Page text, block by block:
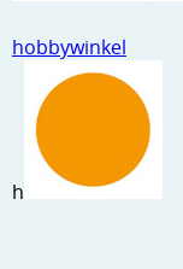
Template,
Wat nog, een
hobbywinkel
h